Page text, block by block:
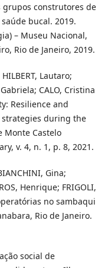
grupos construtores de
bucal. 2019.
– Museu Nacional,
Rio de Janeiro, 2019.
Lautaro;
Gabriela; CALO, Cristina
Resilience and
during the
Monte Castelo
v. 4, n. 1, p. 8, 2021.
Gina;
Henrique; FRIGOLI,
no sambaqui
Rio de Janeiro.
social de